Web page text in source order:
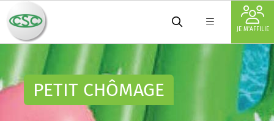
JE M'AFFILIE
PETIT CHÔMAGE